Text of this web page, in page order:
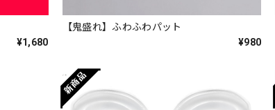
¥1,680
【鬼盛れ】ふわふわパット
¥980